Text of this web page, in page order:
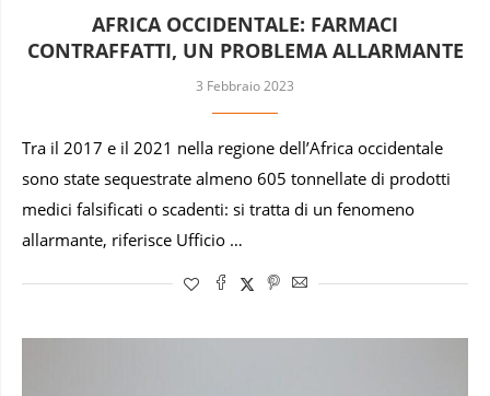
AFRICA OCCIDENTALE: FARMACI
CONTRAFFATTI, UN PROBLEMA ALLARMANTE
3 Febbraio 2023
Tra il 2017 e il 2021 nella regione dell’Africa occidentale
sono state sequestrate almeno 605 tonnellate di prodotti
medici falsificati o scadenti: si tratta di un fenomeno
allarmante, riferisce Ufficio …